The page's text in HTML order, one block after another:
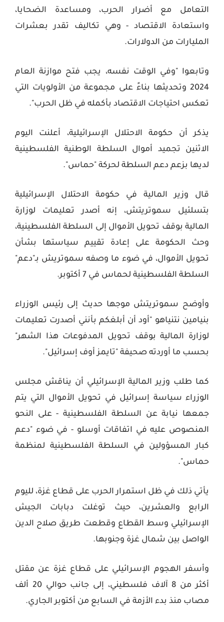
التعامل مع أضرار الحرب، ومساعدة الضحايا،
واستعادة الاقتصاد - وهي تكاليف تقدر بعشرات
المليارات من الدولارات.
وتابعوا "وفي الوقت نفسه، يجب فتح موازنة العام
2024 وتحديثها بناءً على مجموعة من الأولويات التي
تعكس احتياجات الاقتصاد بأكمله في ظل الحرب".
يذكر أن حكومة الاحتلال الإسرائيلية، أعلنت اليوم
الاثنين تجميد أموال السلطة الوطنية الفلسطينية
لديها بزعم دعم السلطة لحركة "حماس".
قال وزير المالية في حكومة الاحتلال الإسرائيلية
بتسلئيل سموتريتش، إنه أصدر تعليمات لوزارة
المالية بوقف تحويل الأموال إلى السلطة الفلسطينية،
وحث الحكومة على إعادة تقييم سياستها بشأن
تحويل الأموال، في ضوء ما وصفه سموتريش بـ"دعم"
السلطة الفلسطينية لحماس في 7 أكتوبر
.
وأوضح سموتريتش موجها حديث إلى رئيس الوزراء
بنيامين نتنياهو "أود أن أبلغكم بأنني أصدرت تعليمات
لوزارة المالية بوقف تحويل المدفوعات هذا الشهر"
بحسب ما أوردته صحيفة "تايمز أوف إسرائيل".
كما طلب وزير المالية الإسرائيلي أن يناقش مجلس
الوزراء سياسة إسرائيل في تحويل الأموال التي يتم
جمعها نيابة عن السلطة الفلسطينية - على النحو
المنصوص عليه في اتفاقات أوسلو - في ضوء "دعم
كبار المسؤولين في السلطة الفلسطينية لمنظمة
حماس".
يأتي ذلك في ظل استمرار الحرب على قطاع غزة، لليوم
الرابع والعشرين، حيث توغلت دبابات الجيش
الإسرائيلي وسط القطاع وقطعت طريق صلاح الدين
الواصل بين شمال غزة وجنوبها.
وأسفر الهجوم الإسرائيلي على قطاع غزة عن مقتل
أكثر من 8 آلاف فلسطيني، إلى جانب حوالي 20 ألف
مصاب منذ بدء الأزمة في السابع من أكتوبر الجاري.